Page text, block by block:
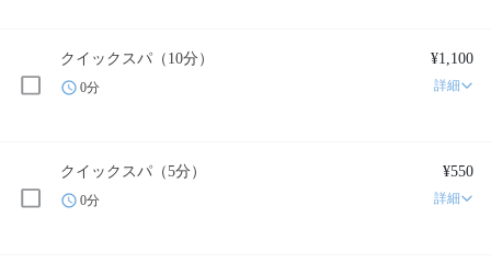
クイックスパ（10分） ¥1,100
0分 詳細
クイックスパ（5分） ¥550
0分 詳細